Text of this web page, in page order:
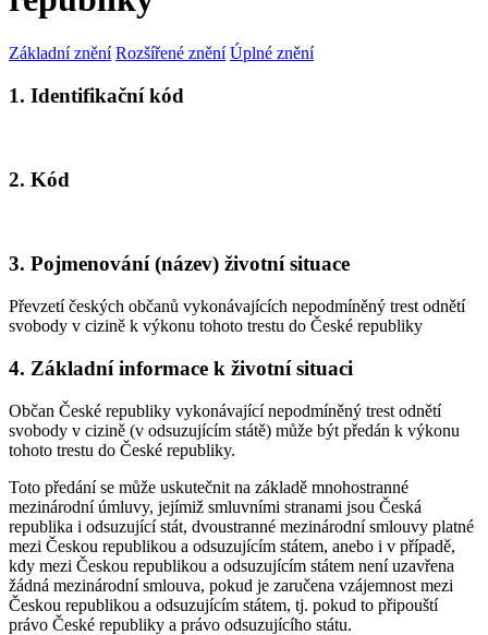
Základní znění Rozšířené znění Úplné znění
1. Identifikační kód
2. Kód
3. Pojmenování (název) životní situace
Převzetí českých občanů vykonávajících nepodmíněný trest odnětí
svobody v cizině k výkonu tohoto trestu do České republiky
4. Základní informace k životní situaci
Občan České republiky vykonávající nepodmíněný trest odnětí
svobody v cizině (v odsuzujícím státě) může být předán k výkonu
tohoto trestu do České republiky.
Toto předání se může uskutečnit na základě mnohostranné
mezinárodní úmluvy, jejímiž smluvními stranami jsou Česká
republika i odsuzující stát, dvoustranné mezinárodní smlouvy platné
mezi Českou republikou a odsuzujícím státem, anebo i v případě,
kdy mezi Českou republikou a odsuzujícím státem není uzavřena
žádná mezinárodní smlouva, pokud je zaručena vzájemnost mezi
Českou republikou a odsuzujícím státem, tj. pokud to připouští
právo České republiky a právo odsuzujícího státu.